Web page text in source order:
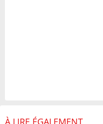
À LIRE ÉGALEMENT